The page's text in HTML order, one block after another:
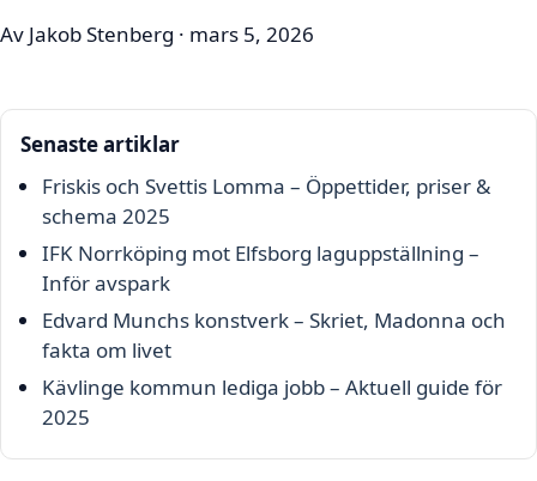
Av Jakob Stenberg · mars 5, 2026
Senaste artiklar
Friskis och Svettis Lomma – Öppettider, priser &
schema 2025
IFK Norrköping mot Elfsborg laguppställning –
Inför avspark
Edvard Munchs konstverk – Skriet, Madonna och
fakta om livet
Kävlinge kommun lediga jobb – Aktuell guide för
2025